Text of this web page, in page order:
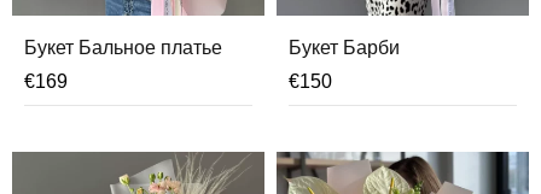
Букет Бальное платье
€169
Букет Барби
€150